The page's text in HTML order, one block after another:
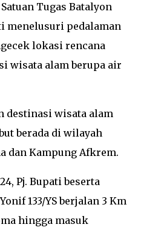
Tugas Batalyon
menelusuri pedalaman
lokasi rencana
wisata alam berupa air
destinasi wisata alam
berada di wilayah
dan Kampung Afkrem.
Pj. Bupati beserta
133/YS berjalan 3 Km
hingga masuk